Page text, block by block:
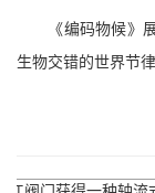
《编码物候》展
生物交错的世界节律